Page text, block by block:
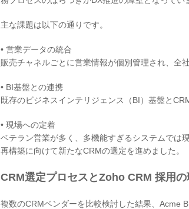
主な課題は以下の通りです。
• 営業データの統合
販売チャネルごとに営業情報が個別管理され、全
• BI基盤との連携
既存のビジネスインテリジェンス（BI）基盤と
• 現場への定着
ベテラン営業が多く、多機能すぎるシステムでは
再構築に向けて新たなCRMの選定を進めました。
CRM選定プロセスとZoho CRM 採用の
複数のCRMベンダーを比較検討した結果、Acme